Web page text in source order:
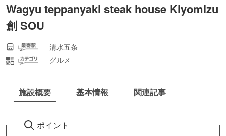
Wagyu teppanyaki steak house Kiyomizu
創 SOU
清水五条
グルメ
施設概要 基本情報 関連記事
ポイント